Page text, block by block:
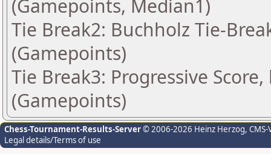
(Gamepoints, Median1)
Tie Break2: Buchholz Tie-
(Gamepoints)
Tie Break3: Progressive
(Gamepoints)
Chess-Tournament-Results-Server© 2006-2026 Heinz Herzog,
Legal details/Terms of use